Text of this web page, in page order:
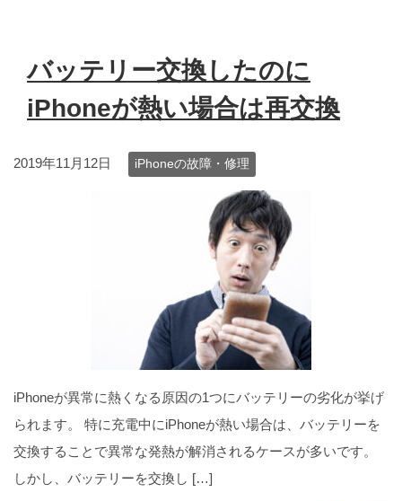
バッテリー交換したのに
iPhoneが熱い場合は再交換
2019年11月12日 iPhoneの故障・修理
iPhoneが異常に熱くなる原因の1つにバッテリーの劣化が挙げ
られます。 特に充電中にiPhoneが熱い場合は、バッテリーを
交換することで異常な発熱が解消されるケースが多いです。
しかし、バッテリーを交換し […]